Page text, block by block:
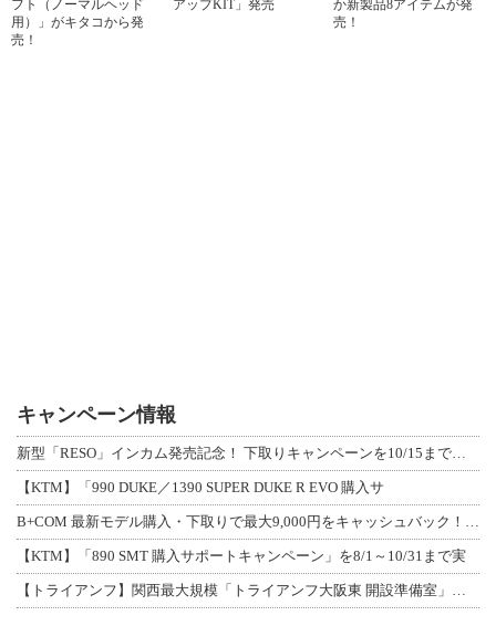
フト（ノーマルヘッド
用）」がキタコから発
売！
アップKIT」発売
か新製品8アイテムが発
売！
キャンペーン情報
新型「RESO」インカム発売記念！ 下取りキャンペーンを10/15まで延長して開
【KTM】「990 DUKE／1390 SUPER DUKE R EVO 購入サ
B+COM 最新モデル購入・下取りで最大9,000円をキャッシュバック！「B+F
【KTM】「890 SMT 購入サポートキャンペーン」を8/1～10/31まで実
【トライアンフ】関西最大規模「トライアンフ大阪東 開設準備室」がオープン！ 限定